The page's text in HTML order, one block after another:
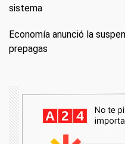
sistema
Economía anunció la
prepagas